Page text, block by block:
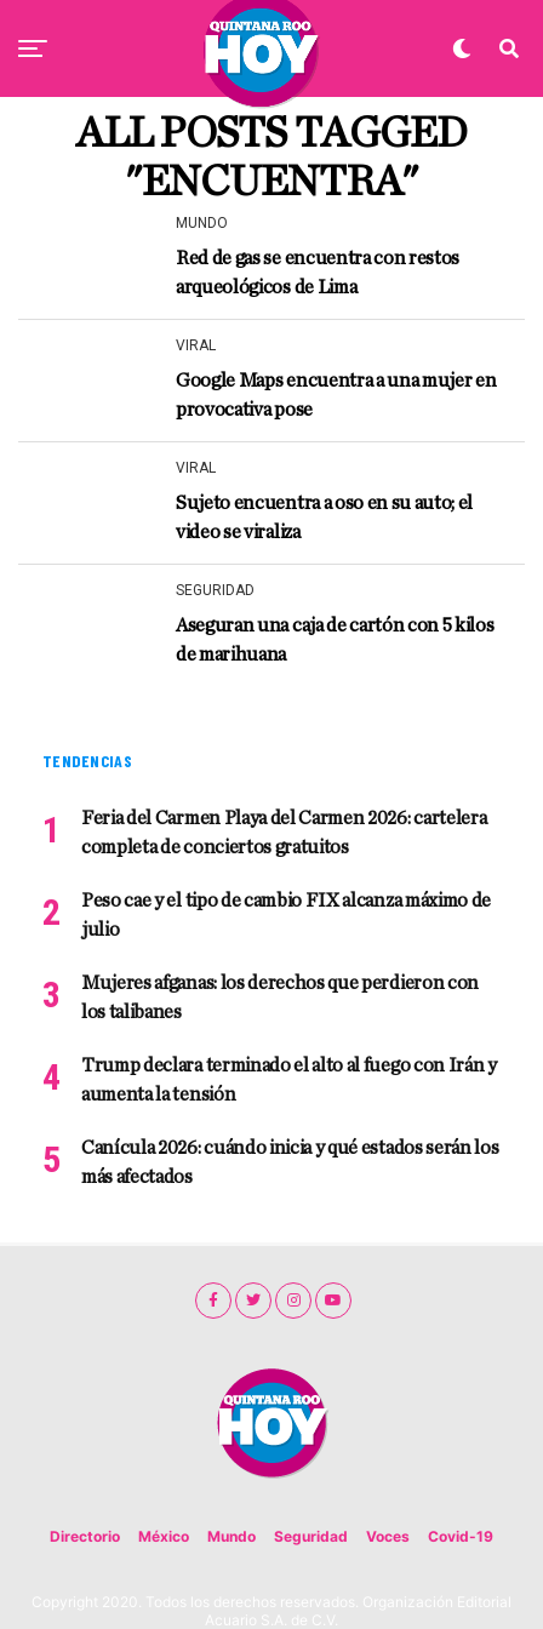
ALL POSTS TAGGED
"ENCUENTRA"
MUNDO
Red de gas se encuentra con restos
arqueológicos de Lima
VIRAL
Google Maps encuentra a una mujer en
provocativa pose
VIRAL
Sujeto encuentra a oso en su auto; el
video se viraliza
SEGURIDAD
Aseguran una caja de cartón con 5 kilos
de marihuana
TENDENCIAS
Feria del Carmen Playa del Carmen 2026: cartelera
completa de conciertos gratuitos
Peso cae y el tipo de cambio FIX alcanza máximo de
julio
Mujeres afganas: los derechos que perdieron con
los talibanes
Trump declara terminado el alto al fuego con Irán y
aumenta la tensión
Canícula 2026: cuándo inicia y qué estados serán los
más afectados
Directorio México Mundo Seguridad Voces Covid-19